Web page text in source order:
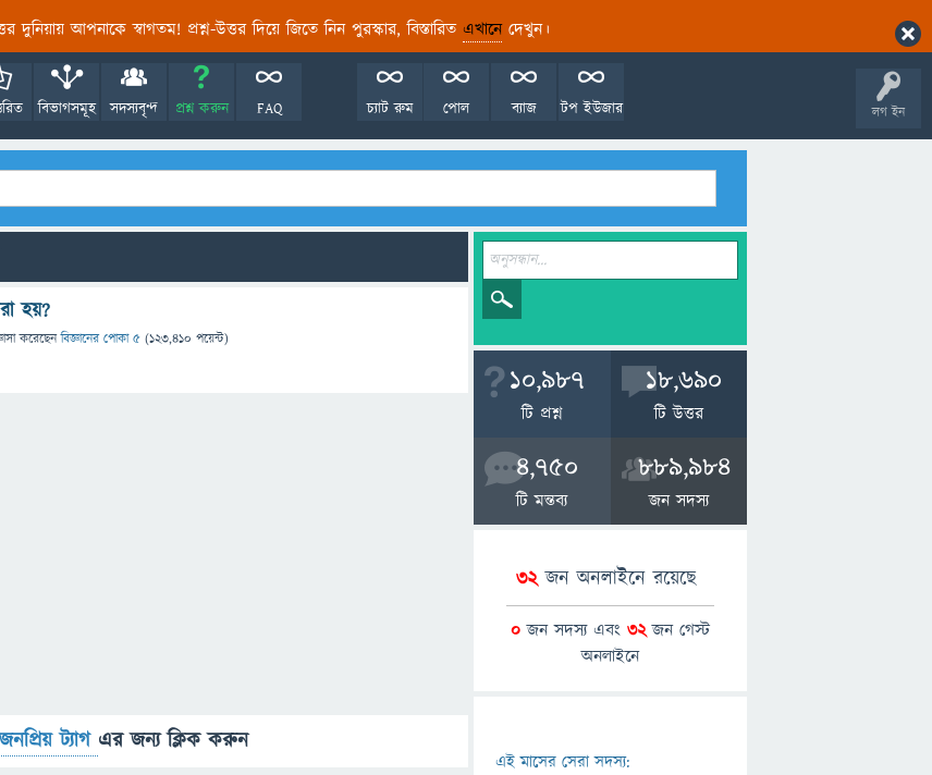
দুনিয়ায় আপনাকে স্বাগতম! প্রশ্ন-উত্তর দিয়ে জিতে নিন পুরস্কার, বিস্তারিত এখানেদেখুন।
লগ ইন
বিভাগসমূহ সদস্যবৃন্দ প্রশ্ন করুন FAQ টপ ইউজার
ব্যাজ
পোল
চ্যাট রুম
হয়?
করেছেনবিজ্ঞানের পোকা ৫ (123,410 পয়েন্ট)
জনপ্রিয় ট্যাগ এর জন্য ক্লিক করুন
10,987
টি প্রশ্ন
18,690
টি উত্তর
4,750
টি মন্তব্য
889,984
জন সদস্য
32জন অনলাইনে রয়েছে
0 জন সদস্য এবং 32জন গেস্ট
অনলাইনে
এই মাসের সেরা সদস্য: